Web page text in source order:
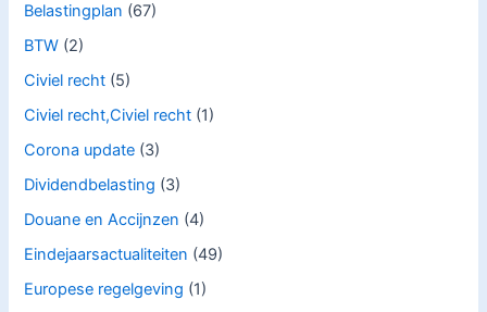
Belastingplan (67)
BTW (2)
Civiel recht (5)
Civiel recht,Civiel recht (1)
Corona update (3)
Dividendbelasting (3)
Douane en Accijnzen (4)
Eindejaarsactualiteiten (49)
Europese regelgeving (1)